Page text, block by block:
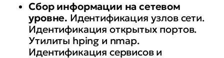
Сбор информации на сетевом
уровне. Идентификация узлов сети.
Идентификация открытых портов.
Утилиты hping и nmap.
Идентификация сервисов и